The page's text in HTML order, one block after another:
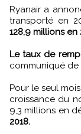
Ryanair a annoncé dans un communiqué de presse avoir
transporté en
128,9 millions en
Le taux de
communiqué
Pour le seul
croissance du
9,3 millions en
2018.